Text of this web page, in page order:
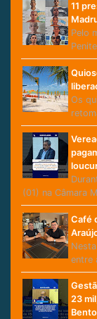
11
Pelo
Os
(01) na Câmara
Café
entre
23